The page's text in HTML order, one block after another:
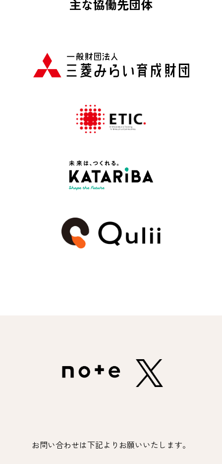
主な協働先団体
お問い合わせは下記よりお願いいたします。